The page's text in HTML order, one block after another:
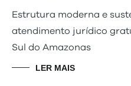
Estrutura moderna e
atendimento jurídico
Sul do Amazonas
LER MAIS